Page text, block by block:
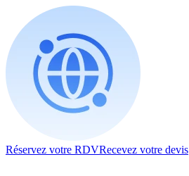
Réservez votre RDVRecevez votre devis